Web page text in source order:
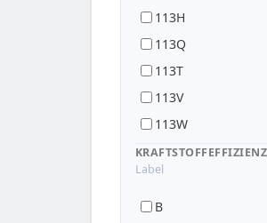
113H
113Q
113T
113V
113W
113Y
KRAFTSTOFFEFFIZIENZ
Label
B